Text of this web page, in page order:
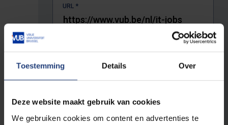
Toestemming Details Over
Deze website maakt gebruik van cookies
We gebruiken cookies om content en advertenties te
URL *
De volledige URL van de pagina waar je de fout zag.